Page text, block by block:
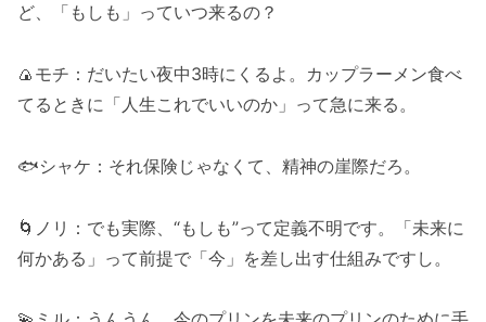
ど、「もしも」っていつ来るの？
🍙モチ：だいたい夜中3時にくるよ。カップラーメン食べ
てるときに「人生これでいいのか」って急に来る。
🐟シャケ：それ保険じゃなくて、精神の崖際だろ。
🌀ノリ：でも実際、“もしも”って定義不明です。「未来に
何かある」って前提で「今」を差し出す仕組みですし。